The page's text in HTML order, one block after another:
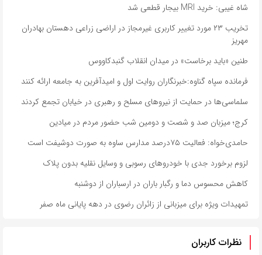
شاه غیبی: خرید MRI بیجار قطعی شد
تخریب ۲۳ مورد تغییر کاربری غیرمجاز در اراضی زراعی دهستان بهادران
مهریز
طنین «باید برخاست» در میدان انقلاب گنبدکاووس
فرمانده سپاه گناوه:خبرنگاران روایت اول و امیدآفرین به جامعه ارائه کنند
سلماسی‌ها در حمایت از نیروهای مسلح و رهبری در خیابان تجمع کردند
کرج؛ میزبان صد و شصت و دومین شب حضور مردم در میادین
حامدی‌خواه: فعالیت ۷۵درصد مدارس ساوه به صورت دوشیفت است
لزوم برخورد جدی با خودروهای رسوبی و وسایل نقلیه بدون پلاک
کاهش محسوس دما و رگبار باران در ارسباران از دوشنبه
تمهیدات ویژه برای میزبانی از زائران رضوی در دهه پایانی ماه صفر
نظرات کاربران